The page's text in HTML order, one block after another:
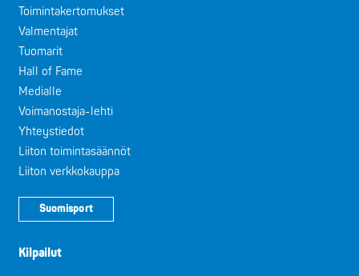
Toimintakertomukset
Valmentajat
Tuomarit
Hall of Fame
Medialle
Voimanostaja-lehti
Yhteystiedot
Liiton toimintasäännöt
Liiton verkkokauppa
Suomisport
Kilpailut